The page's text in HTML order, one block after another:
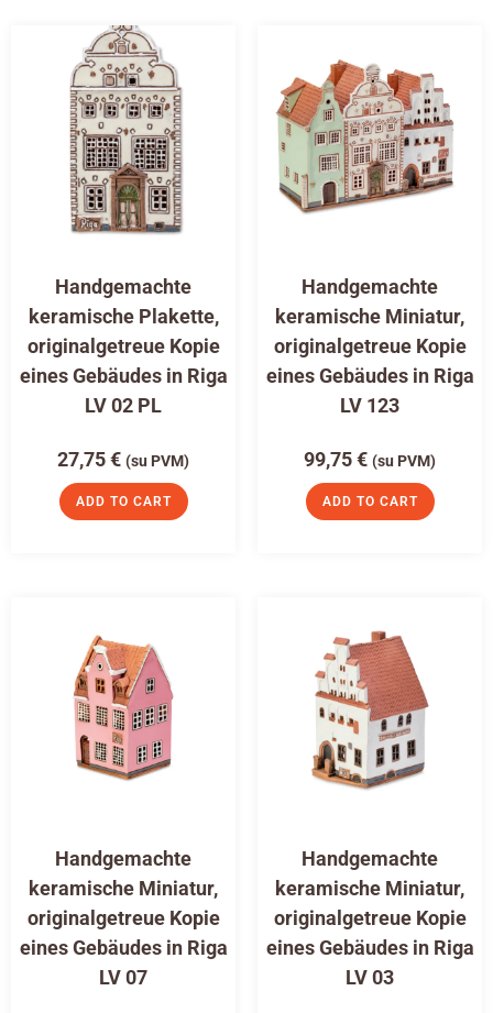
Handgemachte
keramische Plakette,
originalgetreue Kopie
eines Gebäudes in Riga
LV 02 PL
27,75€ (su PVM)
ADD TO CART
Handgemachte
keramische Miniatur,
originalgetreue Kopie
eines Gebäudes in Riga
LV 123
99,75€ (su PVM)
ADD TO CART
Handgemachte
keramische Miniatur,
originalgetreue Kopie
eines Gebäudes in Riga
LV 07
Handgemachte
keramische Miniatur,
originalgetreue Kopie
eines Gebäudes in Riga
LV 03